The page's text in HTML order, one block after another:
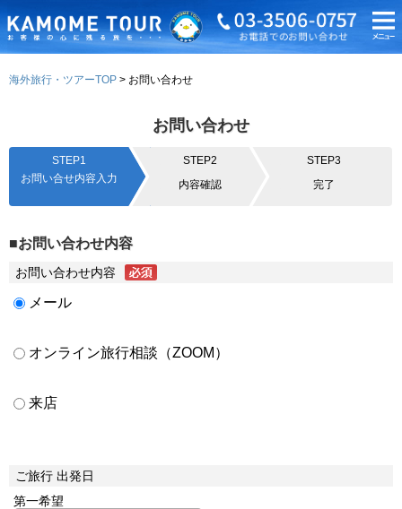
海外旅行・ツアーTOP お問い合わせ
お問い合わせ
STEP1
お問い合せ内容入力
STEP2
内容確認
STEP3
完了
■お問い合わせ内容
お問い合わせ内容
メール
オンライン旅行相談（ZOOM）
来店
ご旅行 出発日
第一希望